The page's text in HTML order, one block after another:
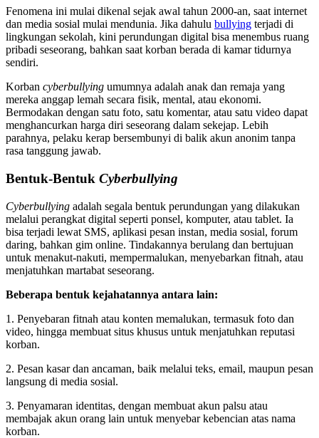
Fenomena ini mulai dikenal sejak awal tahun 2000-an, saat internet
dan media sosial mulai mendunia. Jika dahulu bullying terjadi di
lingkungan sekolah, kini perundungan digital bisa menembus ruang
pribadi seseorang, bahkan saat korban berada di kamar tidurnya
sendiri.
Korban cyberbullying umumnya adalah anak dan remaja yang
mereka anggap lemah secara fisik, mental, atau ekonomi.
Bermodakan dengan satu foto, satu komentar, atau satu video dapat
menghancurkan harga diri seseorang dalam sekejap. Lebih
parahnya, pelaku kerap bersembunyi di balik akun anonim tanpa
rasa tanggung jawab.
Bentuk-Bentuk Cyberbullying
Cyberbullying adalah segala bentuk perundungan yang dilakukan
melalui perangkat digital seperti ponsel, komputer, atau tablet. Ia
bisa terjadi lewat SMS, aplikasi pesan instan, media sosial, forum
daring, bahkan gim online. Tindakannya berulang dan bertujuan
untuk menakut-nakuti, mempermalukan, menyebarkan fitnah, atau
menjatuhkan martabat seseorang.
Beberapa bentuk kejahatannya antara lain:
1. Penyebaran fitnah atau konten memalukan, termasuk foto dan
video, hingga membuat situs khusus untuk menjatuhkan reputasi
korban.
2. Pesan kasar dan ancaman, baik melalui teks, email, maupun pesan
langsung di media sosial.
3. Penyamaran identitas, dengan membuat akun palsu atau
membajak akun orang lain untuk menyebar kebencian atas nama
korban.